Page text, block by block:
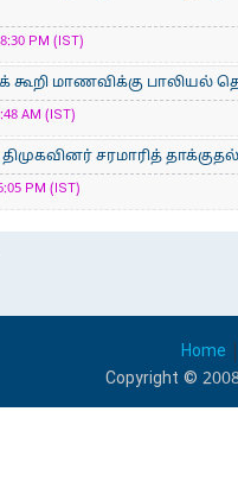
PM (IST)
கூறி மாணவிக்கு
AM (IST)
சரமாரித்
PM (IST)
Home
Copyright ©